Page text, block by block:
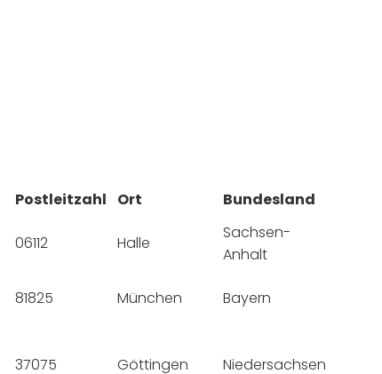
Postleitzahl Ort Bundesland
06112 Halle
Sachsen-
Anhalt
81825 München Bayern
37075 Göttingen Niedersachsen